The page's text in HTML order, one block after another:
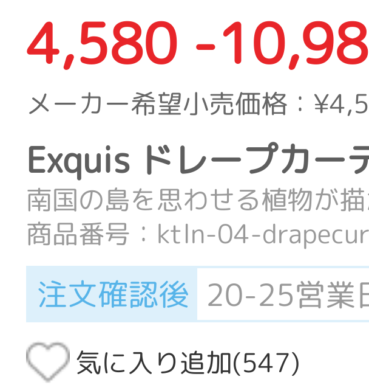
4,580 -
メーカー希望小売価格：
Exquis ドレープカー
南国の島を思わせる植物が
商品番号：ktln-04-
注文確認後 20-25営業
気に入り追加(547)